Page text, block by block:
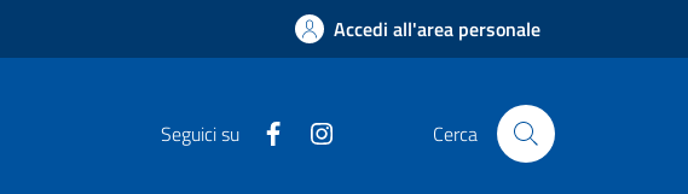
Accedi all'area personale
Seguici su Facebook Cerca